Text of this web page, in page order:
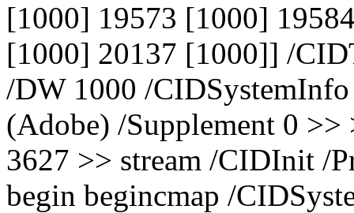
[1000] 19573 [1000]
[1000] 20137 [1000]] /
/DW 1000 /
(Adobe) /Supplement 0
3627 >> stream /CIDInit /
begin begincmap /